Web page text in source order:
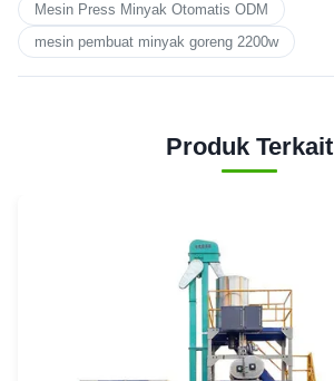
Mesin Press Minyak Otomatis ODM
mesin pembuat minyak goreng 2200w
Produk Terkait